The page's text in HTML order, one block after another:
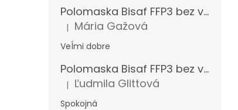
Polomaska Bisaf FFP3 bez ventilčeka 99 % , balenie 1 ks
Hodnotenie produktu je 5 z 5 hviezdičiek.
| Mária Gažová
Veĺmi dobre
Polomaska Bisaf FFP3 bez ventilčeka , balenie 15 ks
Hodnotenie produktu je 5 z 5 hviezdičiek.
| Ľudmila Glittová
Spokojná